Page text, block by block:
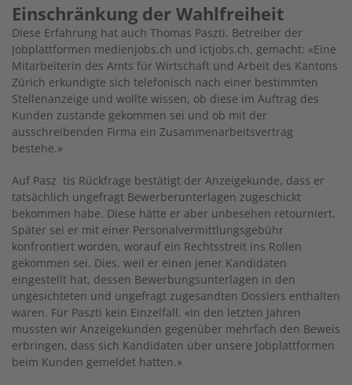
Einschränkung der Wahlfreiheit
Diese Erfahrung hat auch Thomas Paszti, Betreiber der
Jobplattformen medienjobs.ch und ictjobs.ch, gemacht: «Eine
Mitarbeiterin des Amts für Wirtschaft und Arbeit des Kantons
Zürich erkundigte sich telefonisch nach einer bestimmten
Stellenanzeige und wollte wissen, ob diese im Auftrag des
Kunden zustande gekommen sei und ob mit der
ausschreibenden Firma ein Zusammenarbeitsvertrag
bestehe.»
Auf Pasz tis Rückfrage bestätigt der Anzeigekunde, dass er
tatsächlich ungefragt Bewerberunterlagen zugeschickt
bekommen habe. Diese hätte er aber unbesehen retourniert.
Später sei er mit einer Personalvermittlungsgebühr
konfrontiert worden, worauf ein Rechtsstreit ins Rollen
gekommen sei. Dies, weil er einen jener Kandidaten
eingestellt hat, dessen Bewerbungsunterlagen in den
ungesichteten und ungefragt zugesandten Dossiers enthalten
waren. Für Paszti kein Einzelfall. «In den letzten Jahren
mussten wir Anzeigekunden gegenüber mehrfach den Beweis
erbringen, dass sich Kandidaten über unsere Jobplattformen
beim Kunden gemeldet hatten.»